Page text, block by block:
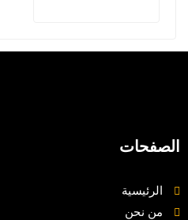
الصفحات
الرئيسية
من نحن